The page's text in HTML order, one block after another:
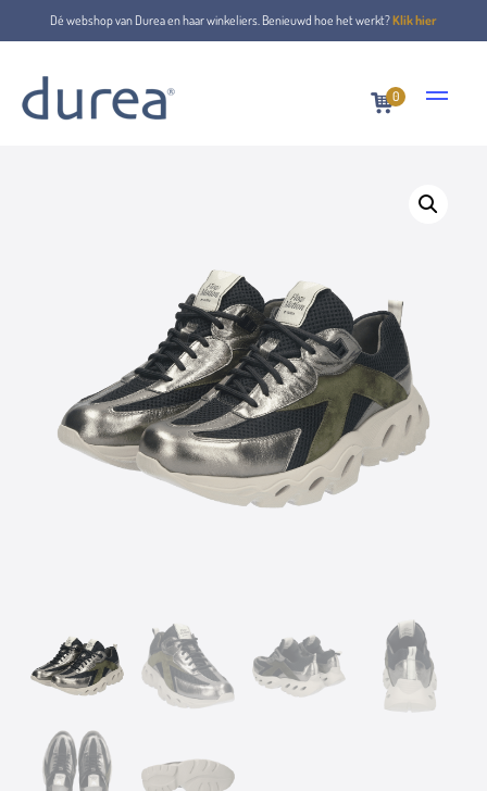
Dé webshop van Durea en haar winkeliers. Benieuwd hoe het werkt?Klik hier
0
Home Veterschoenen